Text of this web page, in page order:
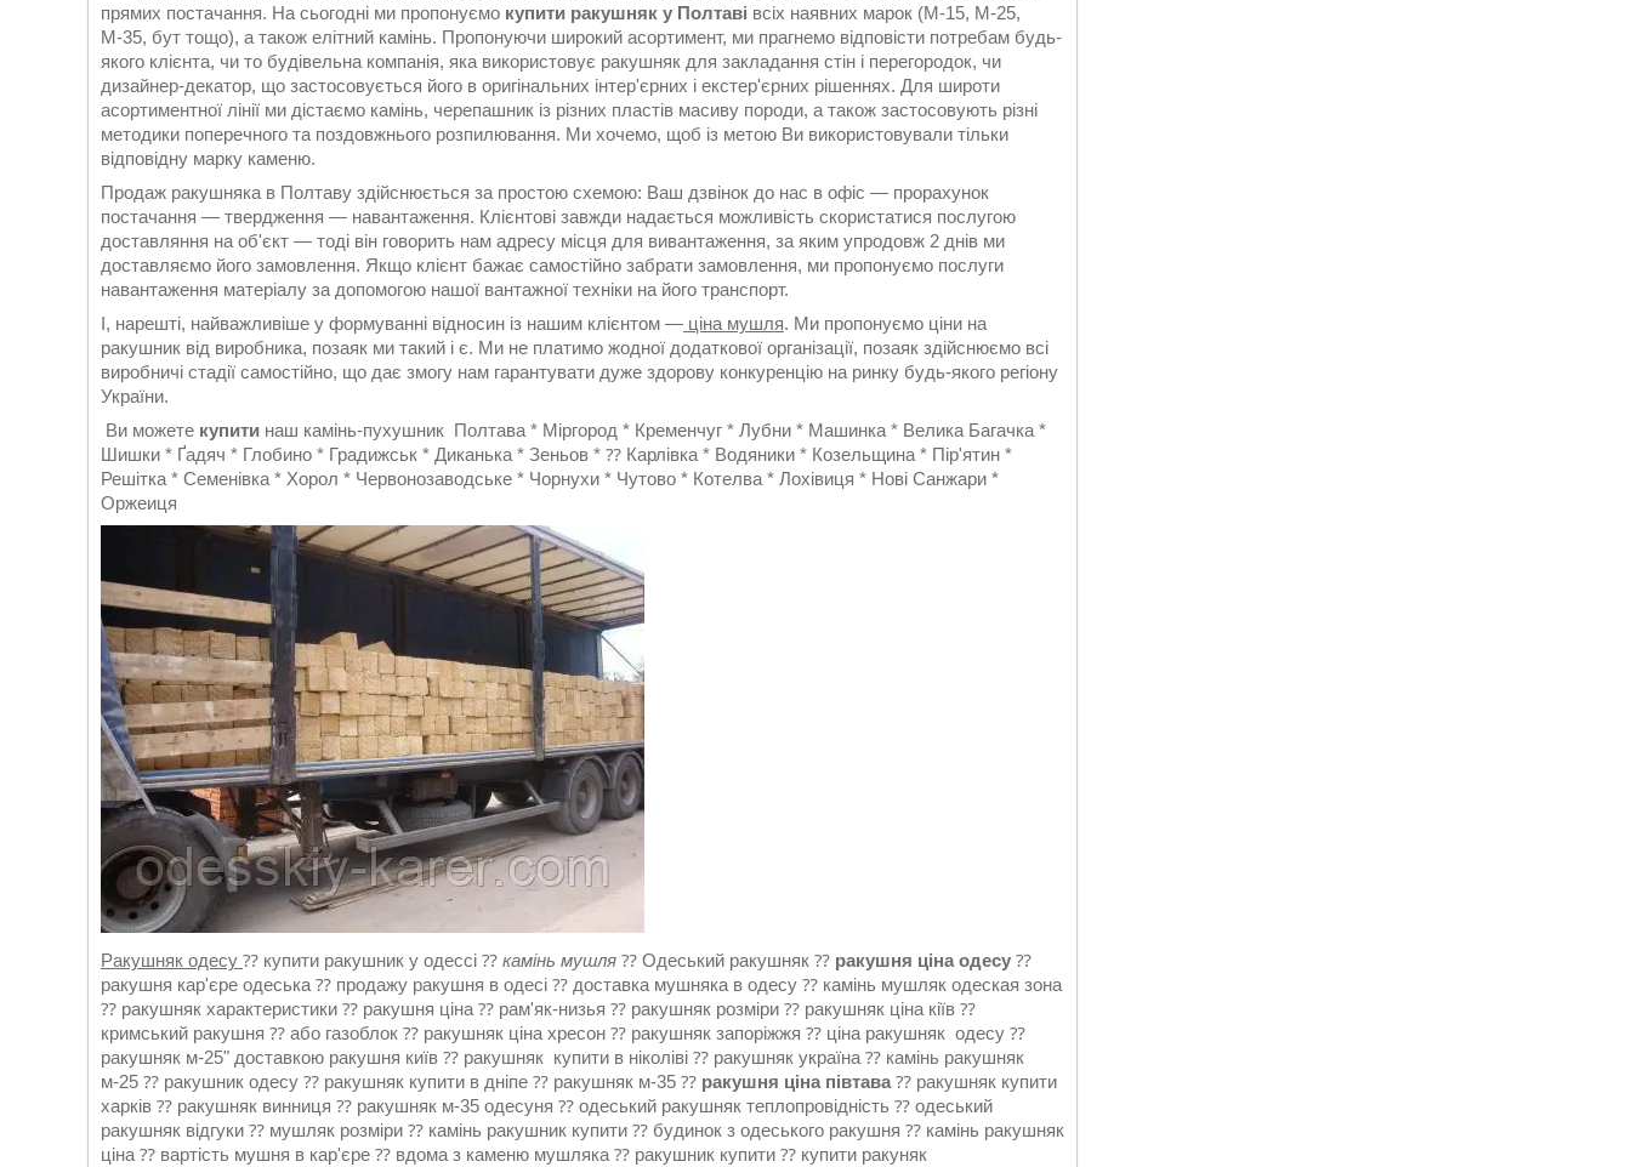
прямих постачання. На сьогодні ми пропонуємо купити ракушняк у Полтаві всіх наявних марок (М-15, М-25,
М-35, бут тощо), а також елітний камінь. Пропонуючи широкий асортимент, ми прагнемо відповісти потребам будь-
якого клієнта, чи то будівельна компанія, яка використовує ракушняк для закладання стін і перегородок, чи
дизайнер-декатор, що застосовується його в оригінальних інтер'єрних і екстер'єрних рішеннях. Для широти
асортиментної лінії ми дістаємо камінь, черепашник із різних пластів масиву породи, а також застосовують різні
методики поперечного та поздовжнього розпилювання. Ми хочемо, щоб із метою Ви використовували тільки
відповідну марку каменю.
Продаж ракушняка в Полтаву здійснюється за простою схемою: Ваш дзвінок до нас в офіс — прорахунок
постачання — твердження — навантаження. Клієнтові завжди надається можливість скористатися послугою
доставляння на об'єкт — тоді він говорить нам адресу місця для вивантаження, за яким упродовж 2 днів ми
доставляємо його замовлення. Якщо клієнт бажає самостійно забрати замовлення, ми пропонуємо послуги
навантаження матеріалу за допомогою нашої вантажної техніки на його транспорт.
І, нарешті, найважливіше у формуванні відносин із нашим клієнтом — ціна мушля. Ми пропонуємо ціни на
ракушник від виробника, позаяк ми такий і є. Ми не платимо жодної додаткової організації, позаяк здійснюємо всі
виробничі стадії самостійно, що дає змогу нам гарантувати дуже здорову конкуренцію на ринку будь-якого регіону
України.
Ви можете купити наш камінь-пухушник Полтава * Міргород * Кременчуг * Лубни * Машинка * Велика Багачка *
Шишки * Ґадяч * Глобино * Градижськ * Диканька * Зеньов * ⁇ Карлівка * Водяники * Козельщина * Пір'ятин *
Решітка * Семенівка * Хорол * Червонозаводське * Чорнухи * Чутово * Котелва * Лохівиця * Нові Санжари *
Оржеиця
Ракушняк одесу ⁇ купити ракушник у одecсі ⁇ камінь мушля ⁇ Одеський ракушняк ⁇ ракушня ціна одесу ⁇
ракушня кар'єре одеська ⁇ продажу ракушня в одесі ⁇ доставка мушняка в одесу ⁇ камінь мушляк одеская зона
⁇ ракушняк характеристики ⁇ рaкушня ціна ⁇ рам'як-низья ⁇ ракушняк розміри ⁇ ракушняк ціна кіїв ⁇
кримський ракушня ⁇ або газоблок ⁇ ракушняк ціна хресон ⁇ ракушняк запоріжжя ⁇ ціна ракушняк одесу ⁇
ракушняк м-25" доставкою ракушня київ ⁇ ракушняк купити в ніколіві ⁇ ракушняк україна ⁇ камінь ракушняк
м-25 ⁇ ракушник одесу ⁇ ракушняк купити в дніпе ⁇ ракушняк м-35 ⁇ ракушня ціна півтава ⁇ ракушняк купити
харків ⁇ ракушняк винниця ⁇ ракушняк м-35 одесуня ⁇ одеський ракушняк теплопровідність ⁇ одеський
ракушняк відгуки ⁇ мушляк розміри ⁇ камінь ракушник купити ⁇ будинок з одеського ракушня ⁇ камінь ракушняк
ціна ⁇ вартість мушня в кар'єре ⁇ вдома з каменю мушляка ⁇ ракушник купити ⁇ купити ракуняк